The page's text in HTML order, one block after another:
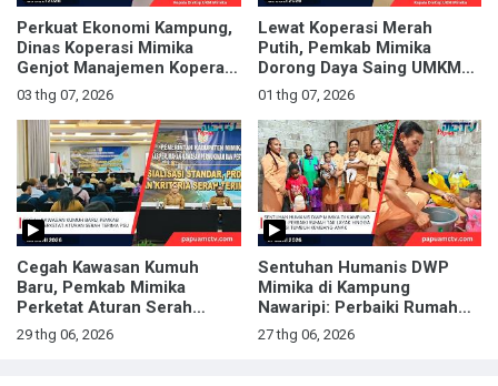
Perkuat Ekonomi Kampung,
Dinas Koperasi Mimika
Genjot Manajemen Koperasi
Merah Putih
03 thg 07, 2026
Lewat Koperasi Merah
Putih, Pemkab Mimika
Dorong Daya Saing UMKM
Asli Papua
01 thg 07, 2026
Cegah Kawasan Kumuh
Baru, Pemkab Mimika
Perketat Aturan Serah
Terima PSU
29 thg 06, 2026
Sentuhan Humanis DWP
Mimika di Kampung
Nawaripi: Perbaiki Rumah
Tak Layak hingga Intervensi
Tumbuh Kembang Anak
27 thg 06, 2026